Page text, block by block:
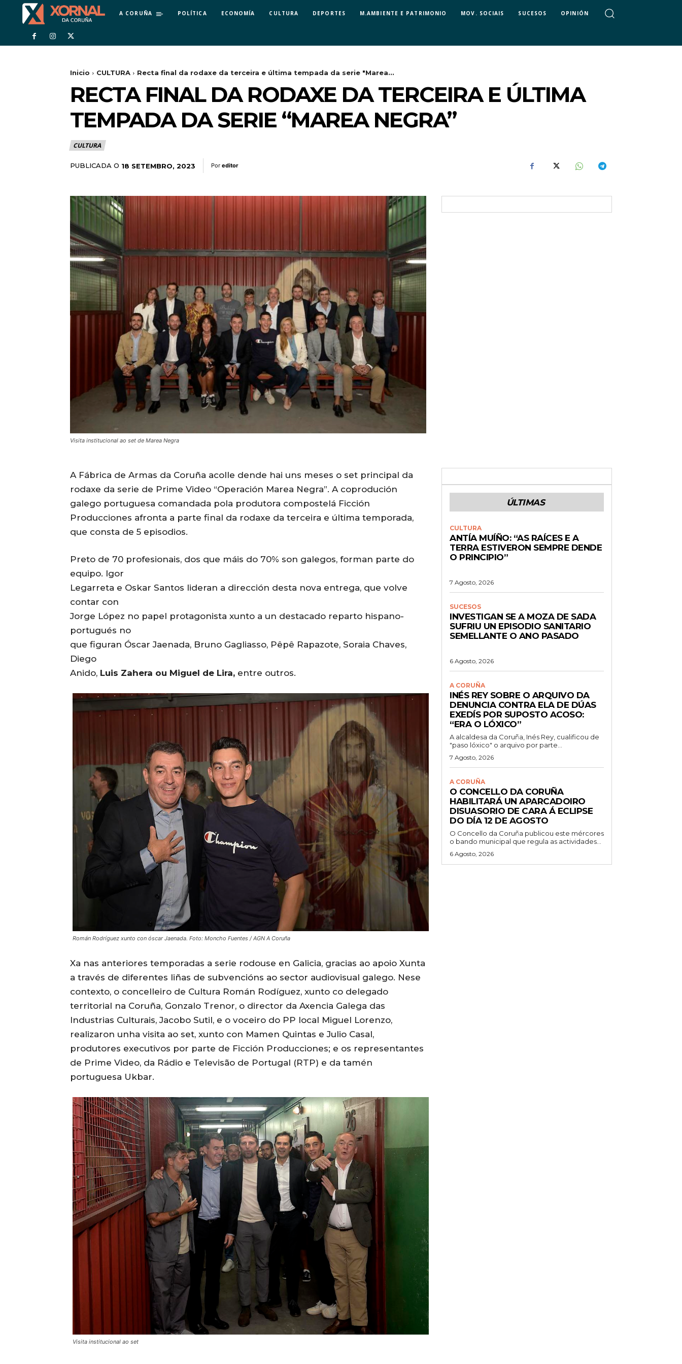
A CORUÑA POLÍTICA ECONOMÍA CULTURA DEPORTES M.AMBIENTE E PATRIMONIO MOV. SOCIAIS SUCESOS OPINIÓN
Inicio CULTURA Recta final da rodaxe da terceira e última tempada da serie "Marea...
RECTA FINAL DA RODAXE DA TERCEIRA E ÚLTIMA
TEMPADA DA SERIE “MAREA NEGRA”
CULTURA
PUBLICADA O 18 SETEMBRO, 2023 Por editor
Visita institucional ao set de Marea Negra
A Fábrica de Armas da Coruña acolle dende hai uns meses o set principal da
rodaxe da serie de Prime Video “Operación Marea Negra”. A coprodución
galego portuguesa comandada pola produtora compostelá Ficción
Producciones afronta a parte final da rodaxe da terceira e última temporada,
que consta de 5 episodios.
Preto de 70 profesionais, dos que máis do 70% son galegos, forman parte do
equipo. Igor
Legarreta e Oskar Santos lideran a dirección desta nova entrega, que volve
contar con
Jorge López no papel protagonista xunto a un destacado reparto hispano-
portugués no
que figuran Óscar Jaenada, Bruno Gagliasso, Pêpê Rapazote, Soraia Chaves,
Diego
Anido, Luis Zahera ou Miguel de Lira, entre outros.
Román Rodríguez xunto con óscar Jaenada. Foto: Moncho Fuentes / AGN A Coruña
Xa nas anteriores temporadas a serie rodouse en Galicia, gracias ao apoio Xunta
a través de diferentes liñas de subvencións ao sector audiovisual galego. Nese
contexto, o concelleiro de Cultura Román Rodíguez, xunto co delegado
territorial na Coruña, Gonzalo Trenor, o director da Axencia Galega das
Industrias Culturais, Jacobo Sutil, e o voceiro do PP local Miguel Lorenzo,
realizaron unha visita ao set, xunto con Mamen Quintas e Julio Casal,
produtores executivos por parte de Ficción Producciones; e os representantes
de Prime Video, da Rádio e Televisão de Portugal (RTP) e da tamén
portuguesa Ukbar.
Visita institucional ao set
ÚLTIMAS
CULTURA
ANTÍA MUÍÑO: “AS RAÍCES E A
TERRA ESTIVERON SEMPRE DENDE
O PRINCIPIO”
7 Agosto, 2026
SUCESOS
INVESTIGAN SE A MOZA DE SADA
SUFRIU UN EPISODIO SANITARIO
SEMELLANTE O ANO PASADO
6 Agosto, 2026
A CORUÑA
INÉS REY SOBRE O ARQUIVO DA
DENUNCIA CONTRA ELA DE DÚAS
EXEDÍS POR SUPOSTO ACOSO:
“ERA O LÓXICO”
A alcaldesa da Coruña, Inés Rey, cualificou de
"paso lóxico" o arquivo por parte...
7 Agosto, 2026
A CORUÑA
O CONCELLO DA CORUÑA
HABILITARÁ UN APARCADOIRO
DISUASORIO DE CARA Á ECLIPSE
DO DÍA 12 DE AGOSTO
O Concello da Coruña publicou este mércores
o bando municipal que regula as actividades...
6 Agosto, 2026